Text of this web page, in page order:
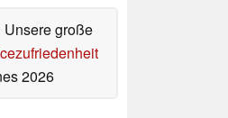
Unsere große
2026